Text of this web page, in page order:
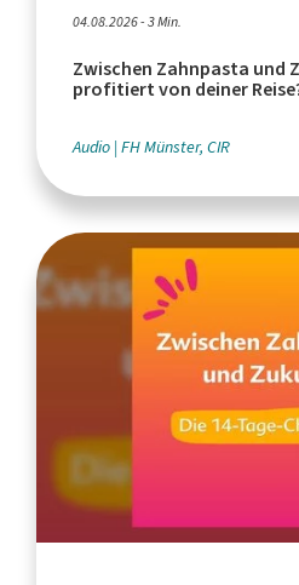
04.08.2026 - 3 Min.
Zwischen Zahnpasta und
profitiert von deiner
Audio FH Münster, CIR